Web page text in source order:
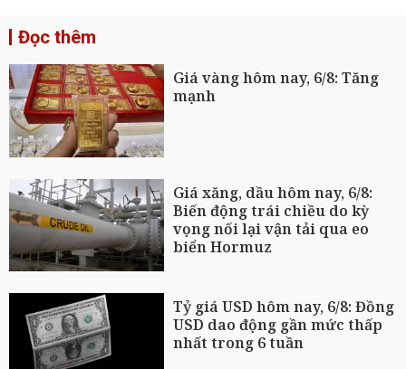
Đọc thêm
Giá vàng hôm nay, 6/8: Tăng
mạnh
Giá xăng, dầu hôm nay, 6/8:
Biến động trái chiều do kỳ
vọng nối lại vận tải qua eo
biển Hormuz
Tỷ giá USD hôm nay, 6/8: Đồng
USD dao động gần mức thấp
nhất trong 6 tuần